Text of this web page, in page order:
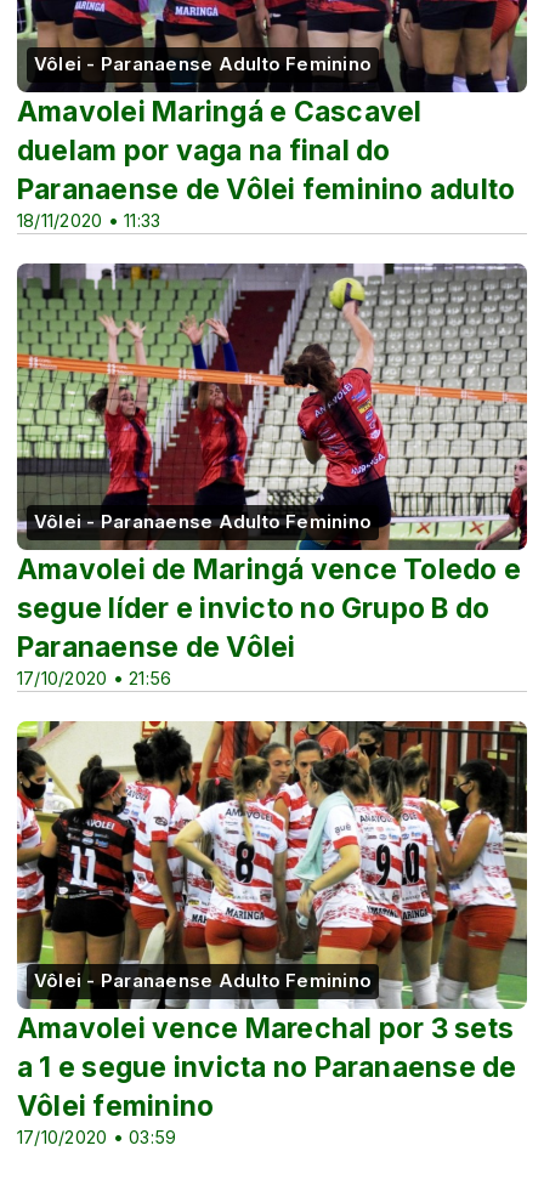
Vôlei - Paranaense Adulto Feminino
18/11/2020 • 11:33
Amavolei Maringá e Cascavel
duelam por vaga na final do
Paranaense de Vôlei feminino adulto
Vôlei - Paranaense Adulto Feminino
17/10/2020 • 21:56
Amavolei de Maringá vence Toledo e
segue líder e invicto no Grupo B do
Paranaense de Vôlei
Vôlei - Paranaense Adulto Feminino
17/10/2020 • 03:59
Amavolei vence Marechal por 3 sets
a 1 e segue invicta no Paranaense de
Vôlei feminino